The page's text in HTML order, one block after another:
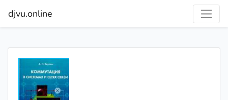
djvu.online